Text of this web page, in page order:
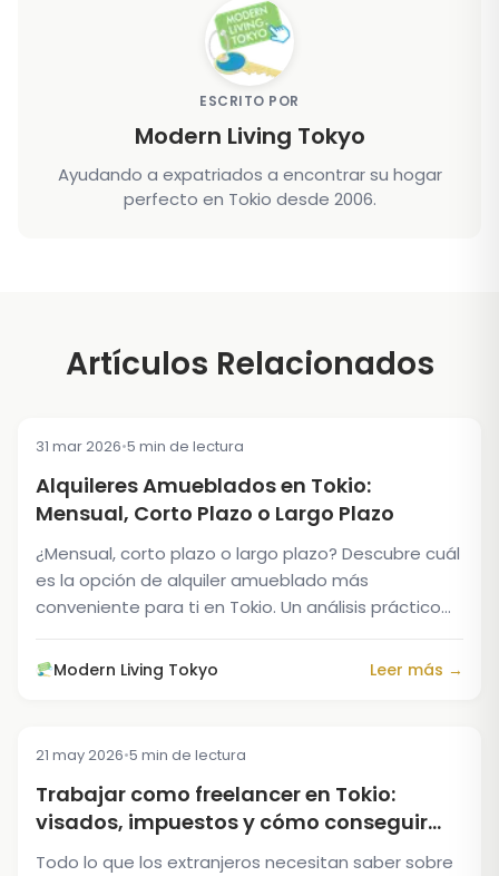
ESCRITO POR
Modern Living Tokyo
Ayudando a expatriados a encontrar su hogar
perfecto en Tokio desde 2006.
Artículos Relacionados
TIPS & TRICKS
31 mar 2026•5 min de lectura
Alquileres Amueblados en Tokio:
Mensual, Corto Plazo o Largo Plazo
¿Mensual, corto plazo o largo plazo? Descubre cuál
es la opción de alquiler amueblado más
conveniente para ti en Tokio. Un análisis práctico
Modern Living Tokyo Leer más →
TIPS & TRICKS
21 may 2026•5 min de lectura
Trabajar como freelancer en Tokio:
visados, impuestos y cómo conseguir
clientes (2026)
Todo lo que los extranjeros necesitan saber sobre